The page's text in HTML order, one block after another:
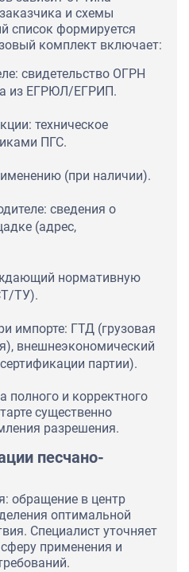
и схемы
список формируется
комплект включает:
свидетельство ОГРН
из ЕГРЮЛ/ЕГРИП.
техническое
ПГС.
(при наличии).
сведения о
(адрес,
нормативную
ТУ).
импорте: ГТД (грузовая
внешнеэкономический
партии).
полного и корректного
существенно
разрешения.
песчано-
обращение в центр
оптимальной
Специалист уточняет
применения и